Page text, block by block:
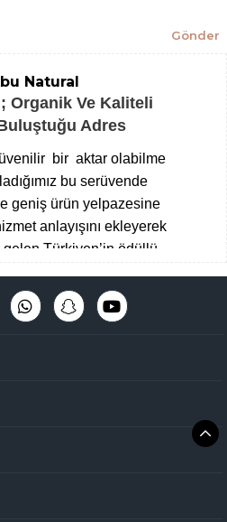
Gönder
Natural
Organik Ve Kaliteli
Adres
bir aktar olabilme
bu serüvende
geniş ürün yelpazesine
anlayışını ekleyerek
Türkiyen’in ödüllü
Bakbunatural ailesi
ile hizmet
uzman kadromuz
mağazamızda
güvencesi ile devam